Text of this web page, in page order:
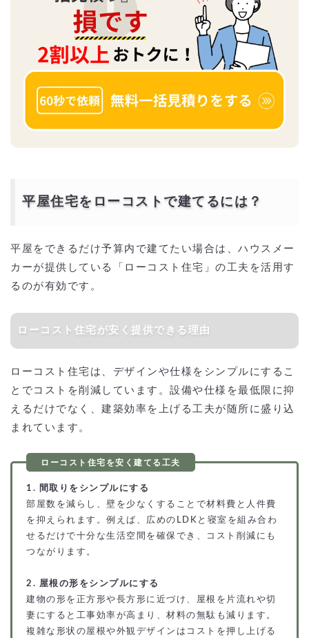
平屋住宅をローコストで建てるには？
平屋をできるだけ予算内で建てたい場合は、ハウスメー
カーが提供している「ローコスト住宅」の工夫を活用す
るのが有効です。
ローコスト住宅が安く提供できる理由
ローコスト住宅は、デザインや仕様をシンプルにするこ
とでコストを削減しています。設備や仕様を最低限に抑
えるだけでなく、建築効率を上げる工夫が随所に盛り込
まれています。
1. 間取りをシンプルにする
部屋数を減らし、壁を少なくすることで材料費と人件費
を抑えられます。例えば、広めのLDKと寝室を組み合わ
せるだけで十分な生活空間を確保でき、コスト削減にも
つながります。
2. 屋根の形をシンプルにする
建物の形を正方形や長方形に近づけ、屋根を片流れや切
妻にすると工事効率が高まり、材料の無駄も減ります。
複雑な形状の屋根や外観デザインはコストを押し上げる